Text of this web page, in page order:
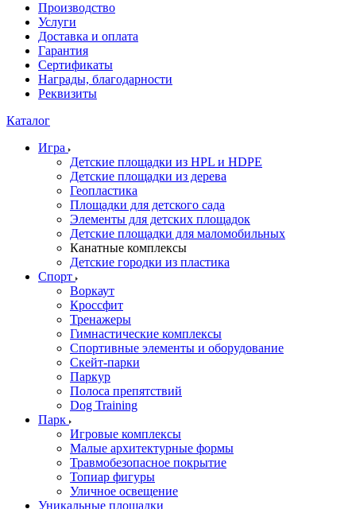
Производство
Услуги
Доставка и оплата
Гарантия
Сертификаты
Награды, благодарности
Реквизиты
Каталог
Игра
Детские площадки из HPL и HDPE
Детские площадки из дерева
Геопластика
Площадки для детского сада
Элементы для детских площадок
Детские площадки для маломобильных
Канатные комплексы
Детские городки из пластика
Спорт
Воркаут
Кроссфит
Тренажеры
Гимнастические комплексы
Спортивные элементы и оборудование
Скейт-парки
Паркур
Полоса препятствий
Dog Training
Парк
Игровые комплексы
Малые архитектурные формы
Травмобезопасное покрытие
Топиар фигуры
Уличное освещение
Уникальные площадки